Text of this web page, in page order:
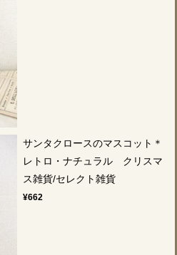
サンタクロースのマスコット＊
レトロ・ナチュラル クリスマ
ス雑貨/セレクト雑貨
¥662